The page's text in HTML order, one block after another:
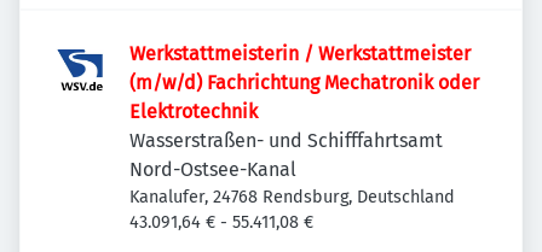
Werkstattmeisterin / Werkstattmeister
(m/w/d) Fachrichtung Mechatronik oder
Elektrotechnik
Wasserstraßen- und Schifffahrtsamt
Nord-Ostsee-Kanal
Kanalufer, 24768 Rendsburg, Deutschland
43.091,64 € - 55.411,08 €